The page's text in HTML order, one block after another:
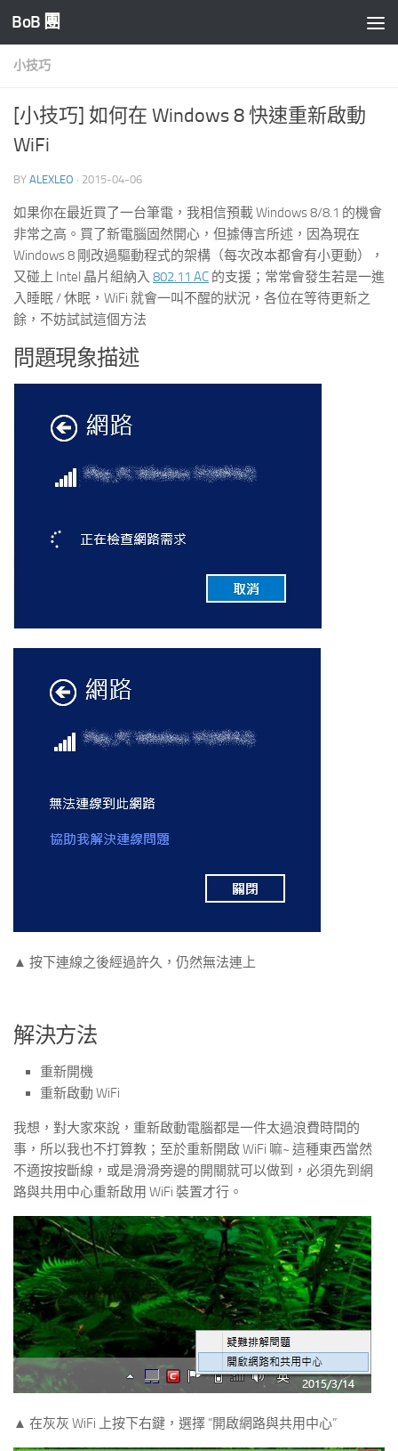
Skip to content
BoB 團
小技巧
[小技巧] 如何在 Windows 8 快速重新啟動
WiFi
BY ALEXLEO · 2015-04-06
如果你在最近買了一台筆電，我相信預載 Windows 8/8.1 的機會
非常之高。買了新電腦固然開心，但據傳言所述，因為現在
Windows 8 剛改過驅動程式的架構（每次改本都會有小更動），
又碰上 Intel 晶片組納入 802.11 AC 的支援；常常會發生若是一進
入睡眠 / 休眠，WiFi 就會一叫不醒的狀況，各位在等待更新之
餘，不妨試試這個方法
問題現象描述
▲ 按下連線之後經過許久，仍然無法連上
解決方法
重新開機
重新啟動 WiFi
我想，對大家來說，重新啟動電腦都是一件太過浪費時間的
事，所以我也不打算教；至於重新開啟 WiFi 嘛~ 這種東西當然
不適按按斷線，或是滑滑旁邊的開關就可以做到，必須先到網
路與共用中心重新啟用 WiFi 裝置才行。
▲ 在灰灰 WiFi 上按下右鍵，選擇 “開啟網路與共用中心”